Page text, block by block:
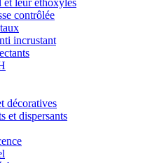
et leur éthoxylés
contrôlée
incrustant
décoratives
et dispersants